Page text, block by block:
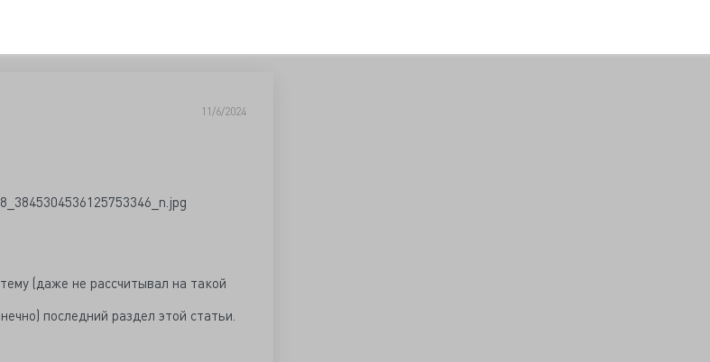
11/6/2024
(даже не рассчитывал на такой
последний раздел этой статьи.